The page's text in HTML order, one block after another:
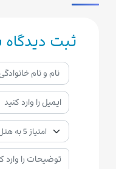
ثبت دیدگاه